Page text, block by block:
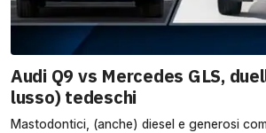
Audi Q9 vs Mercedes GLS,
lusso) tedeschi
Mastodontici, (anche) diesel e generosi